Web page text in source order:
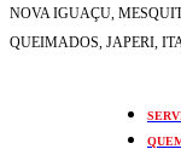
NOVA IGUAÇU,
QUEIMADOS, JAPERI,